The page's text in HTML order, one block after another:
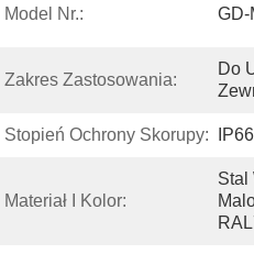
Model Nr.: GD-
Zakres Zastosowania:
Do
Stopień Ochrony Skorupy: IP66
Materiał I Kolor:
Stal